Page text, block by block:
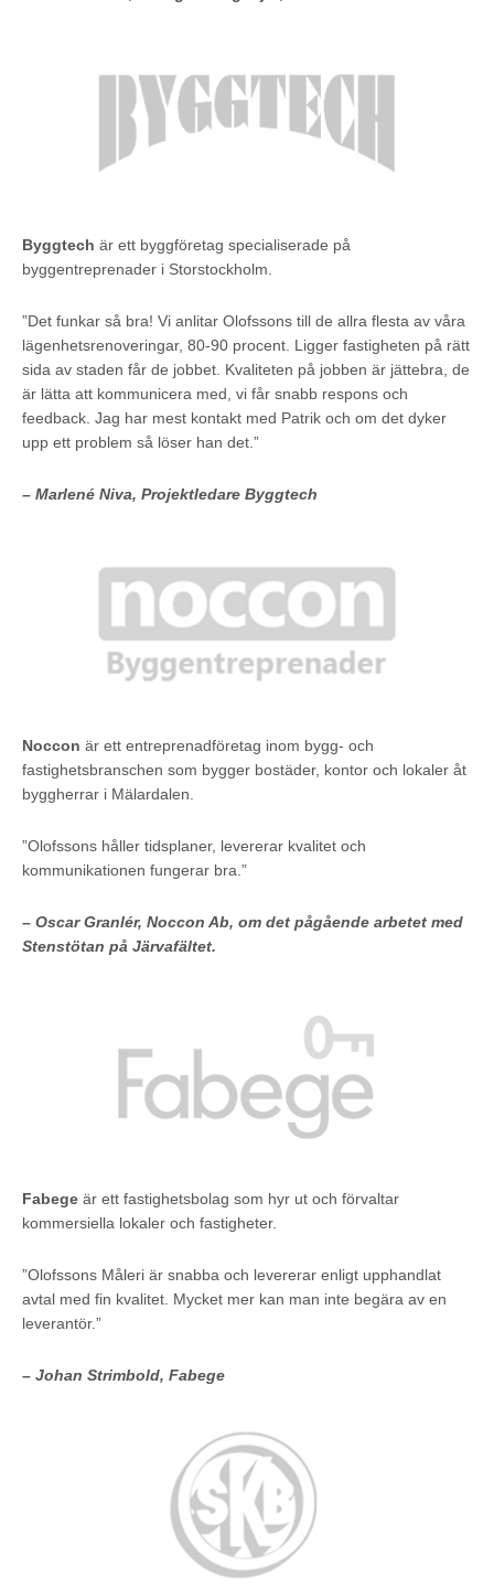
Byggtech är ett byggföretag specialiserade på
byggentreprenader i Storstockholm.
”Det funkar så bra! Vi anlitar Olofssons till de allra flesta av våra
lägenhetsrenoveringar, 80-90 procent. Ligger fastigheten på rätt
sida av staden får de jobbet. Kvaliteten på jobben är jättebra, de
är lätta att kommunicera med, vi får snabb respons och
feedback. Jag har mest kontakt med Patrik och om det dyker
upp ett problem så löser han det.”
– Marlené Niva, Projektledare Byggtech
Noccon är ett entreprenadföretag inom bygg- och
fastighetsbranschen som bygger bostäder, kontor och lokaler åt
byggherrar i Mälardalen.
”Olofssons håller tidsplaner, levererar kvalitet och
kommunikationen fungerar bra.”
– Oscar Granlér, Noccon Ab, om det pågående arbetet med
Stenstötan på Järvafältet.
Fabege är ett fastighetsbolag som hyr ut och förvaltar
kommersiella lokaler och fastigheter.
”Olofssons Måleri är snabba och levererar enligt upphandlat
avtal med fin kvalitet. Mycket mer kan man inte begära av en
leverantör.”
– Johan Strimbold, Fabege